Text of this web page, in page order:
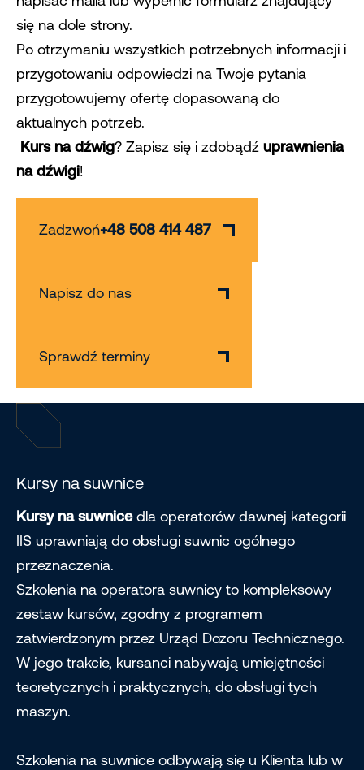
się na dole strony.
Po otrzymaniu wszystkich potrzebnych informacji i
przygotowaniu odpowiedzi na Twoje pytania
przygotowujemy ofertę dopasowaną do
aktualnych potrzeb.
Kurs na dźwig? Zapisz się i zdobądź uprawnienia
na dźwigi!
Zadzwoń+48 508 414 487
Napisz do nas
Sprawdź terminy
Kursy na suwnice
Kursy na suwnicedla operatorów dawnej kategorii
IIS uprawniają do obsługi suwnic ogólnego
przeznaczenia.
Szkolenia na operatora suwnicy to kompleksowy
zestaw kursów, zgodny z programem
zatwierdzonym przez Urząd Dozoru Technicznego.
W jego trakcie, kursanci nabywają umiejętności
teoretycznych i praktycznych, do obsługi tych
maszyn.
Szkolenia na suwnice odbywają się u Klienta lub w